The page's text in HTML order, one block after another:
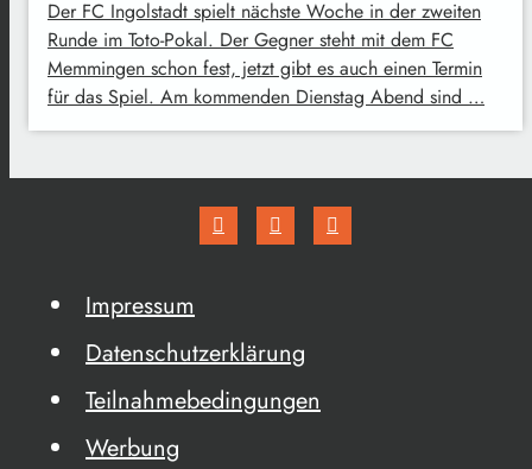
Der FC Ingolstadt spielt nächste Woche in der zweiten
Runde im Toto-Pokal. Der Gegner steht mit dem FC
Memmingen schon fest, jetzt gibt es auch einen Termin
für das Spiel. Am kommenden Dienstag Abend sind …
Impressum
Datenschutzerklärung
Teilnahmebedingungen
Werbung